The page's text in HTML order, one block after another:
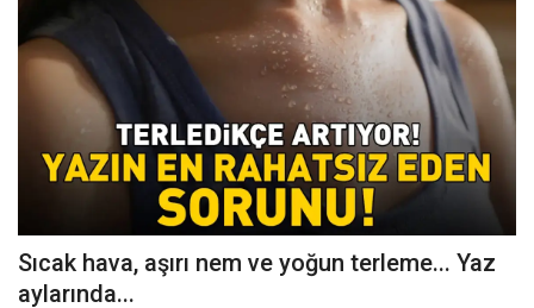
İş Platformu
TOPLUM
İş İlanları
Seri İlanlar
Sıcak hava, aşırı nem ve yoğun terleme... Yaz
aylarında...